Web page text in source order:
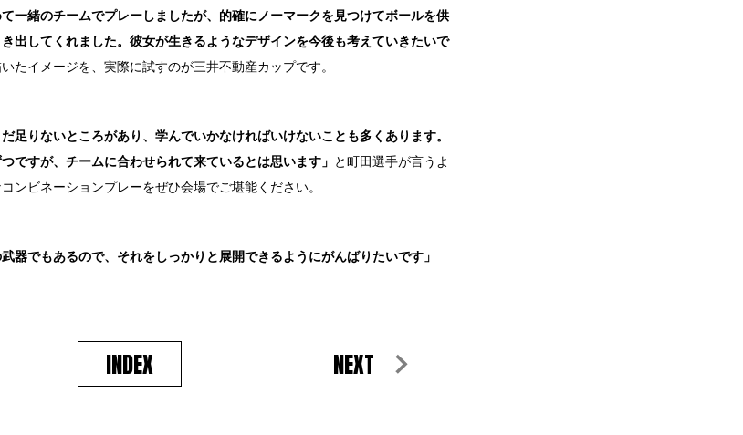
一緒のチームでプレーしましたが、的確にノーマークを見つけてボールを供
出してくれました。彼女が生きるようなデザインを今後も考えていきたいで
たイメージを、実際に試すのが三井不動産カップです。
だ足りないところがあり、学んでいかなければいけないことも多くあります。
ですが、チームに合わせられて来ているとは思います」 と町田選手が言うよ
ンビネーションプレーをぜひ会場でご堪能ください。
器でもあるので、それをしっかりと展開できるようにがんばりたいです」
INDEX NEXT